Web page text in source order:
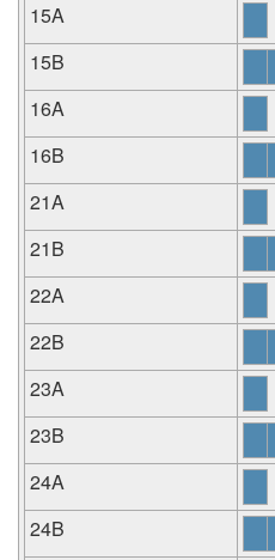
15A
15B
16A
16B
21A
21B
22A
22B
23A
23B
24A
24B